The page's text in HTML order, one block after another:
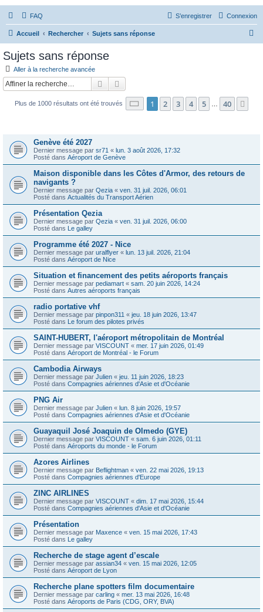
FAQ Connexion
S’enregistrer
Accueil Rechercher Sujets sans réponse
Sujets sans réponse
Aller à la recherche avancée
Rechercher
Plus de 1000 résultats ont été trouvés Page 1sur40
1 2 3 4 5 40
Genève été 2027
Dernier message par sr71 « lun. 3 août 2026, 17:32
Posté dans Aéroport de Genève
Maison disponible dans les Côtes d'Armor, des retours de
navigants ?
Dernier message par Qezia « ven. 31 juil. 2026, 06:01
Posté dans Actualités du Transport Aérien
Présentation Qezia
Dernier message par Qezia « ven. 31 juil. 2026, 06:00
Posté dans Le galley
Programme été 2027 - Nice
Dernier message par uralflyer « lun. 13 juil. 2026, 21:04
Posté dans Aéroport de Nice
Situation et financement des petits aéroports français
Dernier message par pediamart « sam. 20 juin 2026, 14:24
Posté dans Autres aéroports français
radio portative vhf
Dernier message par pinpon311 « jeu. 18 juin 2026, 13:47
Posté dans Le forum des pilotes privés
SAINT-HUBERT, l'aéroport métropolitain de Montréal
Dernier message par VISCOUNT « mer. 17 juin 2026, 01:49
Posté dans Aéroport de Montréal - le Forum
Cambodia Airways
Dernier message par Julien « jeu. 11 juin 2026, 18:23
Posté dans Compagnies aériennes d'Asie et d'Océanie
PNG Air
Dernier message par Julien « lun. 8 juin 2026, 19:57
Posté dans Compagnies aériennes d'Asie et d'Océanie
Guayaquil José Joaquin de Olmedo (GYE)
Dernier message par VISCOUNT « sam. 6 juin 2026, 01:11
Posté dans Aéroports du monde - le Forum
Azores Airlines
Dernier message par Beflightman « ven. 22 mai 2026, 19:13
Posté dans Compagnies aériennes d'Europe
ZINC AIRLINES
Dernier message par VISCOUNT « dim. 17 mai 2026, 15:44
Posté dans Compagnies aériennes d'Asie et d'Océanie
Présentation
Dernier message par Maxence « ven. 15 mai 2026, 17:43
Posté dans Le galley
Recherche de stage agent d’escale
Dernier message par assian34 « ven. 15 mai 2026, 12:05
Posté dans Aéroport de Lyon
Recherche plane spotters film documentaire
Dernier message par carling « mer. 13 mai 2026, 16:48
Posté dans Aéroports de Paris (CDG, ORY, BVA)